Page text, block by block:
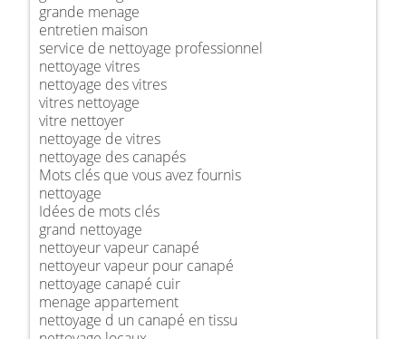
grande menage
entretien maison
service de nettoyage professionnel
nettoyage vitres
nettoyage des vitres
vitres nettoyage
vitre nettoyer
nettoyage de vitres
nettoyage des canapés
Mots clés que vous avez fournis
nettoyage
Idées de mots clés
grand nettoyage
nettoyeur vapeur canapé
nettoyeur vapeur pour canapé
nettoyage canapé cuir
menage appartement
nettoyage d un canapé en tissu